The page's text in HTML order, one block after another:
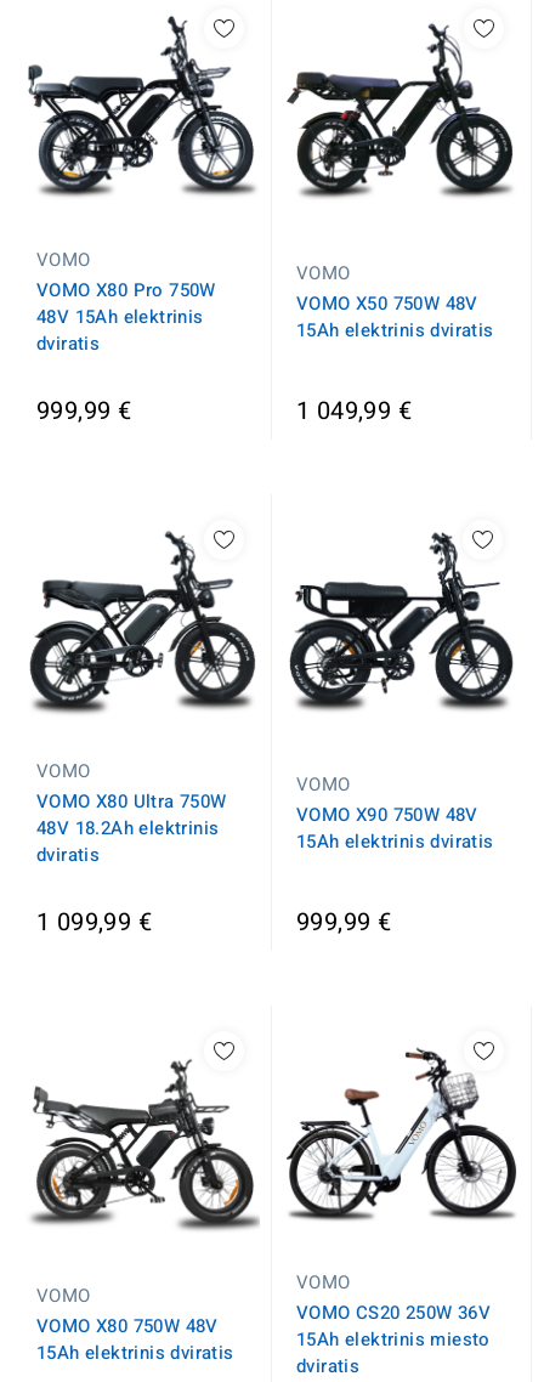
VOMO
VOMO X80 Pro 750W
48V 15Ah elektrinis
dviratis
999,99 €
VOMO
VOMO X50 750W 48V
15Ah elektrinis dviratis
1 049,99 €
VOMO
VOMO X80 Ultra 750W
48V 18.2Ah elektrinis
dviratis
1 099,99 €
VOMO
VOMO X90 750W 48V
15Ah elektrinis dviratis
999,99 €
VOMO
VOMO X80 750W 48V
15Ah elektrinis dviratis
VOMO
VOMO CS20 250W 36V
15Ah elektrinis miesto
dviratis